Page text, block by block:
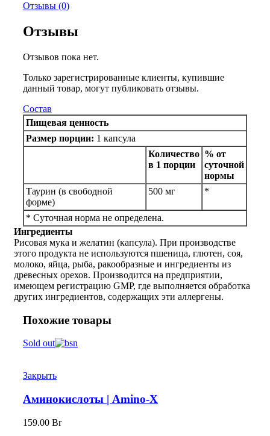
Отзывы (0)
Отзывы
Отзывов пока нет.
Только зарегистрированные клиенты, купившие
данный товар, могут публиковать отзывы.
Состав
Пищевая ценность
Размер порции: 1 капсула
Количество
в 1 порции
% от
суточной
нормы
Таурин (в свободной
форме)
500 мг *
* Суточная норма не определена.
Ингредиенты
Рисовая мука и желатин (капсула). При производстве
этого продукта не используются пшеница, глютен, соя,
молоко, яйца, рыба, ракообразные и ингредиенты из
древесных орехов. Производится на предприятии,
имеющем регистрацию GMP, где выполняется обработка
других ингредиентов, содержащих эти аллергены.
Похожие товары
Sold out
Закрыть
Аминокислоты | Amino-X
159.00 Br